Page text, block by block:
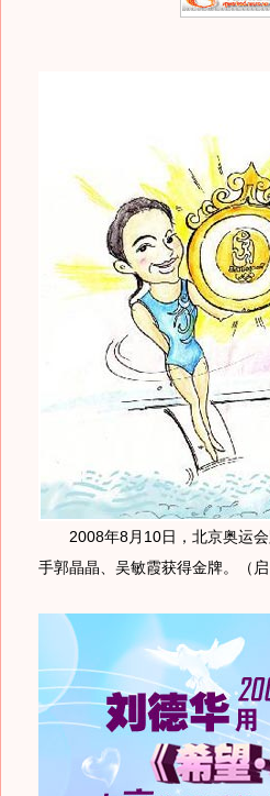
2008年8月10日，北京奥运会
手郭晶晶、吴敏霞获得金牌。（启